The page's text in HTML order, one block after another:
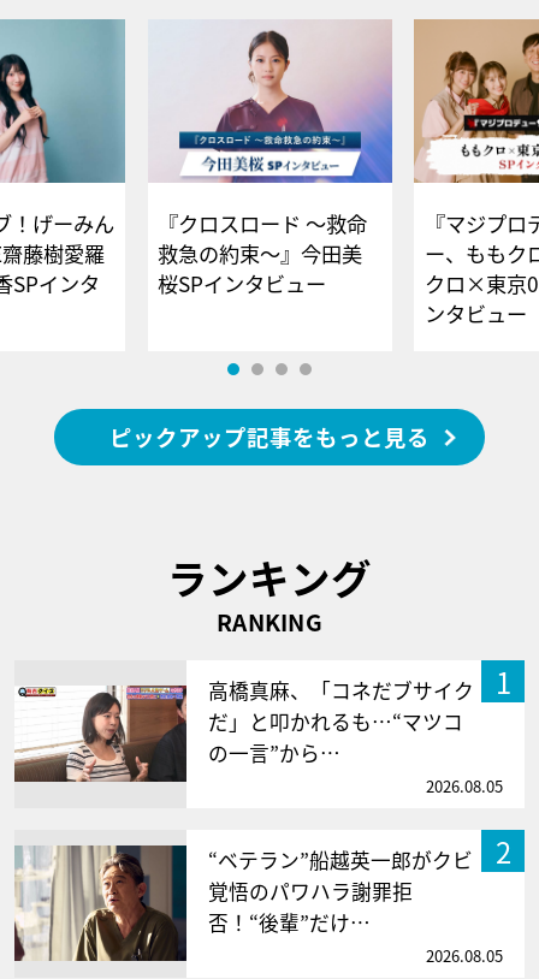
！げーみん
藤樹愛羅
SPインタ
『クロスロード ～救命
救急の約束～』今田美
桜SPインタビュー
『マジプロ
ー、ももク
クロ×東京
ンタビュー
ピックアップ記事をもっと見る
ランキング
RANKING
1
高橋真麻、「コネだブサイク
だ」と叩かれるも…“マツコ
の一言”から…
2026.08.05
2
“ベテラン”船越英一郎がクビ
覚悟のパワハラ謝罪拒
否！“後輩”だけ…
2026.08.05